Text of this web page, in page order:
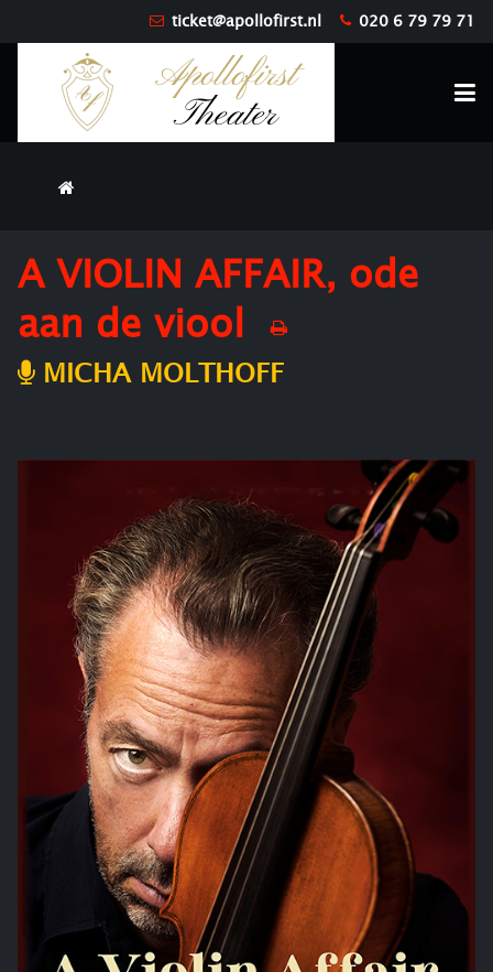
ticket@apollofirst.nl 020 6 79 79 71
A VIOLIN AFFAIR, ode
aan de viool
MICHA MOLTHOFF